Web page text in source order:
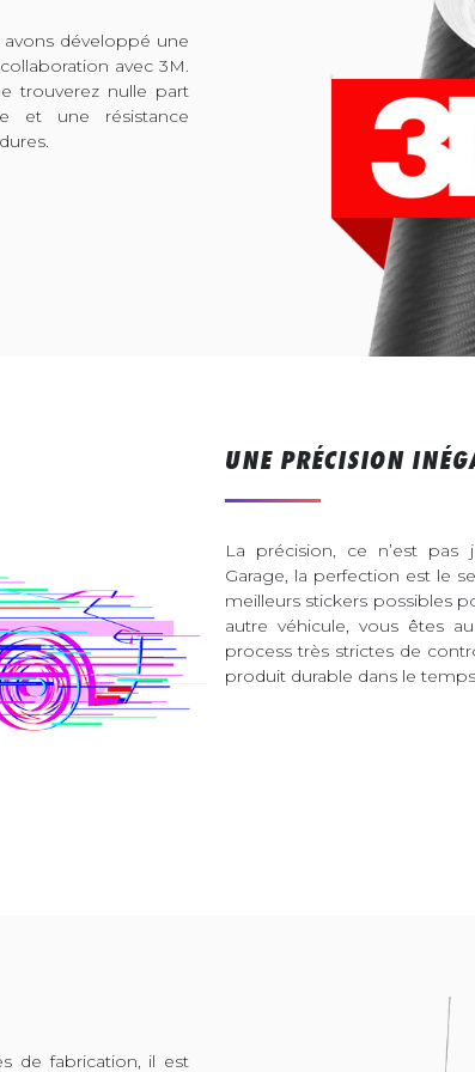
développé une
avec 3M.
trouverez nulle part
et une résistance
UNE PRÉCISION
La précision, ce n’est pas
Garage, la perfection est le
meilleurs stickers possibles
autre véhicule, vous êtes
process très strictes de
produit durable dans le
de fabrication, il est